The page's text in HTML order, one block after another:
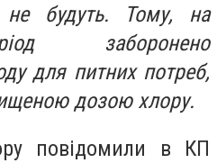
не будуть. Тому, на
заборонено
для питних потреб,
дозою хлору.
повідомили в КП